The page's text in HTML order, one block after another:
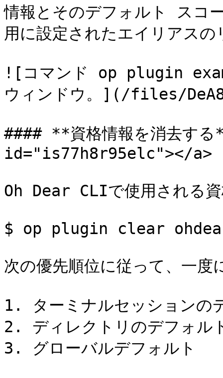
情報とそのデフォルト スコ
用に設定されたエイリアス
![コマンド op plugin
ウィンドウ。](/files/
#### **資格情報を消去
id="is77h8r95elc"></a>
Oh Dear CLIで使用される
$ op plugin clear
次の優先順位に従って、一
1. ターミナルセッションの
2. ディレクトリのデフォル
3. グローバルデフォルト